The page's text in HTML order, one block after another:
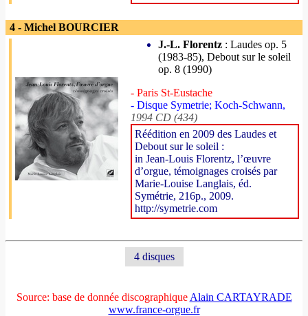
4 - Michel BOURCIER
J.-L. Florentz : Laudes op. 5
(1983-85), Debout sur le soleil
op. 8 (1990)
- Paris St-Eustache
- Disque Symetrie; Koch-Schwann,
1994 CD (434)
Réédition en 2009 des Laudes et
Debout sur le soleil :
in Jean-Louis Florentz, l’œuvre
d’orgue, témoignages croisés par
Marie-Louise Langlais, éd.
Symétrie, 216p., 2009.
http://symetrie.com
4 disques
Source: base de donnée discographique Alain CARTAYRADE
www.france-orgue.fr